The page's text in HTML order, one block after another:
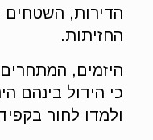
הדירות, השטחים
החזיתות.
היזמים,
כי הידול בינהם
ולמדו לחור